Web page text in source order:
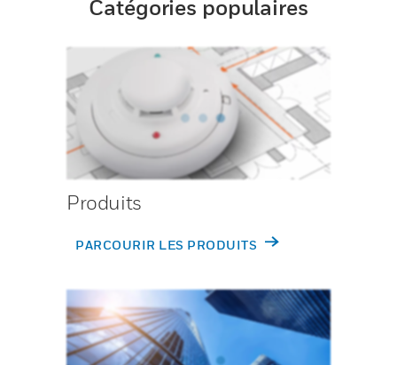
Catégories populaires
Produits
PARCOURIR LES PRODUITS